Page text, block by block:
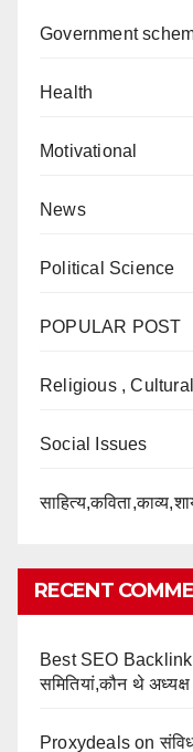
Government
Health
Motivational
News
Political Science
POPULAR POST
Religious ,
Social Issues
RECENT
Best SEO
समितियां,कौन थे
Proxydeals on